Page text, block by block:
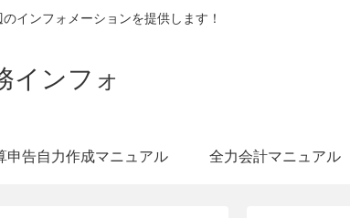
インフォメーションを提供します！
インフォ
申告自力作成マニュアル 全力会計マニュアル